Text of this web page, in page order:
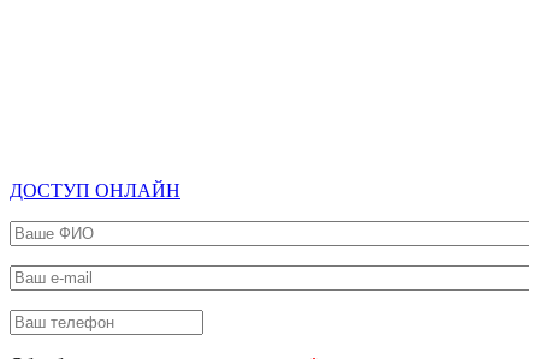
ДОСТУП ОНЛАЙН
Ваше ФИО
Ваш e-mail
Ваш телефон